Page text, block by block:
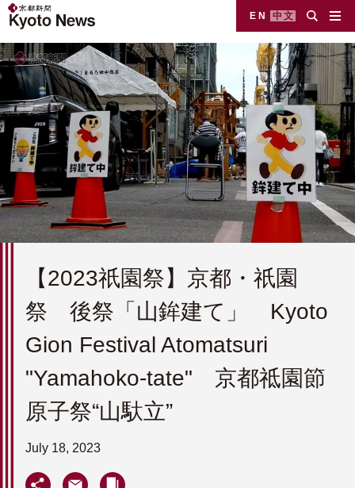
EN 中文
【2023祇園祭】京都・祇園
祭 後祭「山鉾建て」 Kyoto
Gion Festival Atomatsuri
"Yamahoko-tate" 京都祗園節
原子祭“山馱立”
July 18, 2023